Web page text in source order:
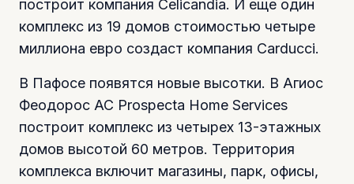
построит компания Celicandia. И еще один
комплекс из 19 домов стоимостью четыре
миллиона евро создаст компания Carducci.
В Пафосе появятся новые высотки. В Агиос
Феодорос AC Prospecta Home Services
построит комплекс из четырех 13-этажных
домов высотой 60 метров. Территория
комплекса включит магазины, парк, офисы,